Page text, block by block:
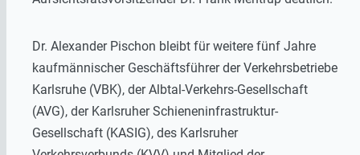
Dr. Alexander Pischon bleibt für weitere fünf Jahre
kaufmännischer Geschäftsführer der Verkehrsbetriebe
Karlsruhe (VBK), der Albtal-Verkehrs-Gesellschaft
(AVG), der Karlsruher Schieneninfrastruktur-
Gesellschaft (KASIG), des Karlsruher